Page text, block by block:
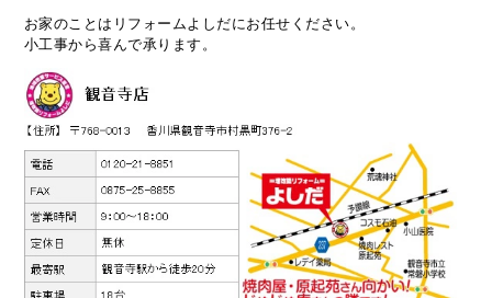
お家のことはリフォームよしだにお任せください。
小工事から喜んで承ります。